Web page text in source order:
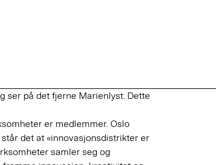
ser på det fjerne Marienlyst. Dette
er medlemmer. Oslo
det at «innovasjonsdistrikter er
samler seg og